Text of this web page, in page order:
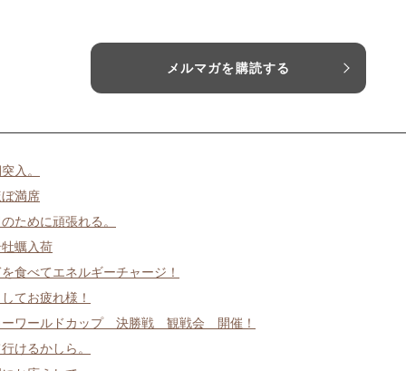
メルマガを購読する
入。
満席
ために頑張れる。
蠣入荷
食べてエネルギーチャージ！
てお疲れ様！
ーワールドカップ 決勝戦 観戦会 開催！
けるかしら。